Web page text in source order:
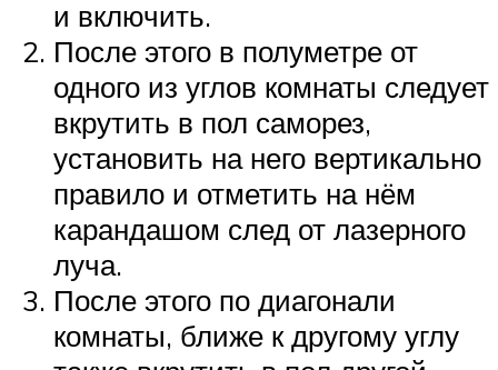
и включить.
После этого в полуметре от
одного из углов комнаты следует
вкрутить в пол саморез,
установить на него вертикально
правило и отметить на нём
карандашом след от лазерного
луча.
После этого по диагонали
комнаты, ближе к другому углу